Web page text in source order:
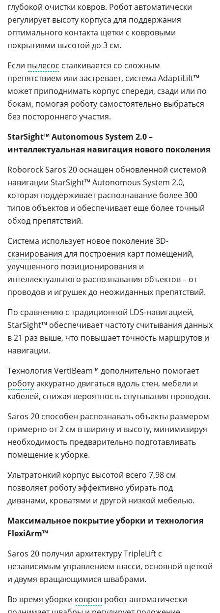
глубокой очистки ковров. Робот автоматически
регулирует высоту корпуса для поддержания
оптимального контакта щетки с ковровыми
покрытиями высотой до 3 см.
Если пылесос сталкивается со сложным
препятствием или застревает, система AdaptiLift™
может приподнимать корпус спереди, сзади или по
бокам, помогая роботу самостоятельно выбраться
без постороннего участия.
StarSight™ Autonomous System 2.0 –
интеллектуальная навигация нового поколения
Roborock Saros 20 оснащен обновленной системой
навигации StarSight™ Autonomous System 2.0,
которая поддерживает распознавание более 300
типов объектов и обеспечивает еще более точный
обход препятствий.
Система использует новое поколение3D-
сканирования для построения карт помещений,
улучшенного позиционирования и
интеллектуального распознавания объектов – от
проводов и игрушек до неожиданных препятствий.
По сравнению с традиционной LDS-навигацией,
StarSight™ обеспечивает частоту считывания данных
в 21 раз выше, что повышает точность маршрутов и
навигации.
Технология VertiBeam™ дополнительно помогает
роботуаккуратно двигаться вдоль стен, мебели и
кабелей, снижая вероятность спутывания проводов.
Saros 20 способен распознавать объекты размером
примерно от 2 см в ширину и высоту, минимизируя
необходимость предварительно подготавливать
помещение к уборке.
Ультратонкий корпус высотой всего 7,98 см
позволяет роботу эффективно убирать под
диванами, кроватями и другой низкой мебелью.
Максимальное покрытие уборки и технология
FlexiArm™
Saros 20 получил архитектуру TripleLift с
независимым управлением шасси, основной щеткой
и двумя вращающимися швабрами.
Во время уборки ковров робот автоматически